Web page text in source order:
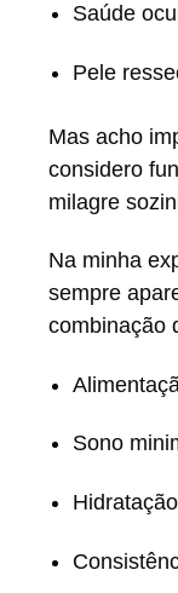
Saúde
Pele
Mas acho
considero
milagre
Na minha
sempre
combinação
Sono
Hidratação